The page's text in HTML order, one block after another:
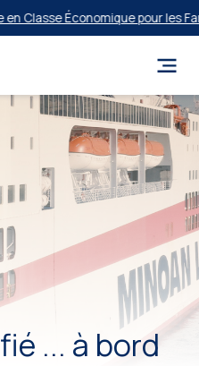
Classe Économique pour les
... à bord